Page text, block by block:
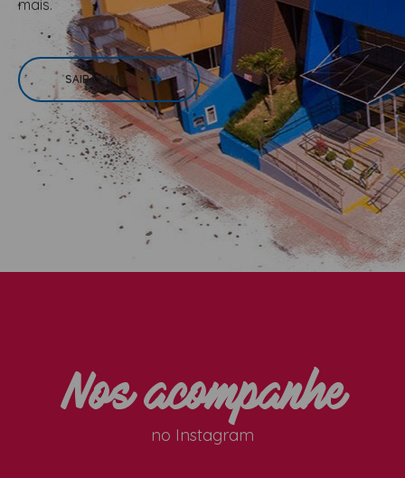
ESTETICA
LAVATORIOS + ACESSORIOS
MACAS
MANICURE
POLTRONAS + ACESSORIOS
mais.
SAIBA MAIS
Nos acompanhe
no Instagram